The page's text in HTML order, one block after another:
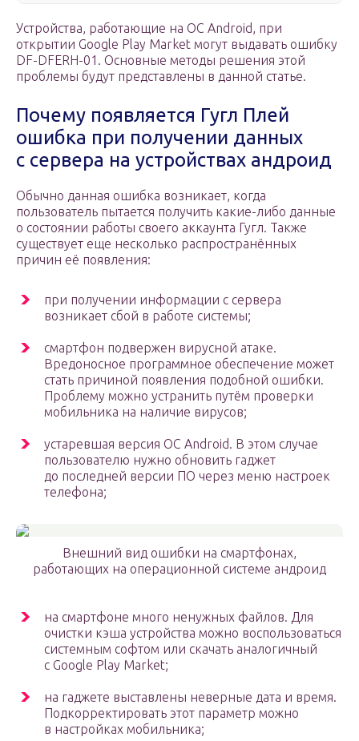
Устройства, работающие на OC Android, при
открытии Google Play Market могут выдавать ошибку
DF-DFERH-01. Основные методы решения этой
проблемы будут представлены в данной статье.
Почему появляется Гугл Плей
ошибка при получении данных
с сервера на устройствах андроид
Обычно данная ошибка возникает, когда
пользователь пытается получить какие-либо данные
о состоянии работы своего аккаунта Гугл. Также
существует еще несколько распространённых
причин её появления:
при получении информации с сервера
возникает сбой в работе системы;
смартфон подвержен вирусной атаке.
Вредоносное программное обеспечение может
стать причиной появления подобной ошибки.
Проблему можно устранить путём проверки
мобильника на наличие вирусов;
устаревшая версия OC Android. В этом случае
пользователю нужно обновить гаджет
до последней версии ПО через меню настроек
телефона;
Внешний вид ошибки на смартфонах,
работающих на операционной системе андроид
на смартфоне много ненужных файлов. Для
очистки кэша устройства можно воспользоваться
системным софтом или скачать аналогичный
с Google Play Market;
на гаджете выставлены неверные дата и время.
Подкорректировать этот параметр можно
в настройках мобильника;